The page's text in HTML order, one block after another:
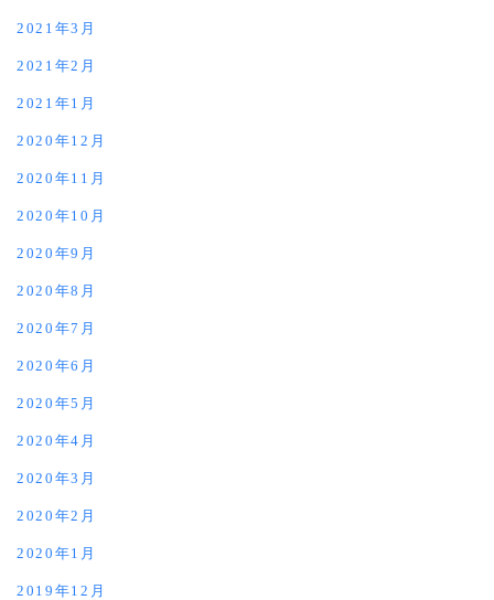
2021年3月
2021年2月
2021年1月
2020年12月
2020年11月
2020年10月
2020年9月
2020年8月
2020年7月
2020年6月
2020年5月
2020年4月
2020年3月
2020年2月
2020年1月
2019年12月